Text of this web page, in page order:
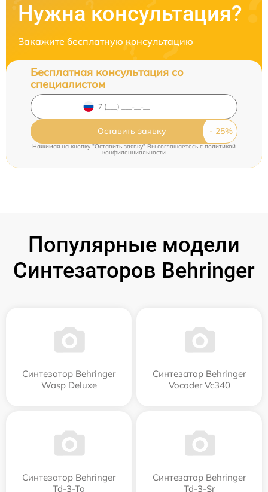
Нужна консультация?
Закажите бесплатную консультацию
Бесплатная консультация со
специалистом
Оставить заявку
Нажимая на кнопку "Оставить заявку" Вы соглашаетесь cполитикой
конфиденциальности
Популярные модели
Синтезаторов Behringer
Синтезатор Behringer
Wasp Deluxe
Синтезатор Behringer
Vocoder Vc340
Синтезатор Behringer
Td-3-Tg
Синтезатор Behringer
Td-3-Sr